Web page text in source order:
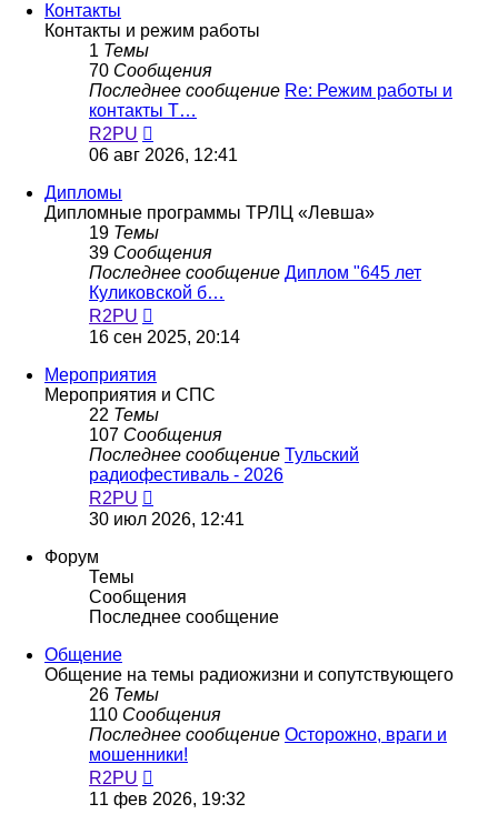
Контакты
Контакты и режим работы
1 Темы
70 Сообщения
Последнее сообщение Re: Режим работы и
контакты Т…
R2PU
к
06 авг 2026, 12:41
Дипломы
Дипломные программы ТРЛЦ «Левша»
19 Темы
39 Сообщения
Последнее сообщение Диплом "645 лет
Куликовской б…
R2PU
к
сообщению
16 сен 2025, 20:14
Мероприятия
Мероприятия и СПС
22 Темы
107 Сообщения
Последнее сообщение Тульский
радиофестиваль - 2026
R2PU
к
30 июл 2026, 12:41
Форум
Темы
Сообщения
Последнее сообщение
Общение
Общение на темы радиожизни и сопутствующего
26 Темы
110 Сообщения
Последнее сообщение Осторожно, враги и
мошенники!
R2PU
к
11 фев 2026, 19:32